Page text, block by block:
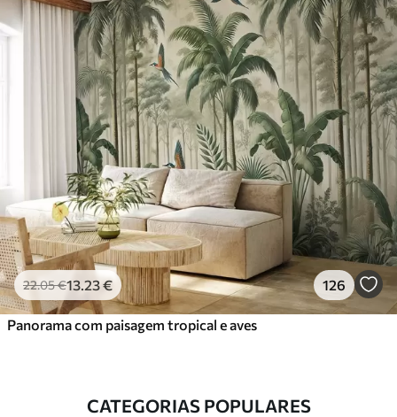
22.05€13 .23€ 126
Panorama com paisagem tropical e aves
CATEGORIAS POPULARES